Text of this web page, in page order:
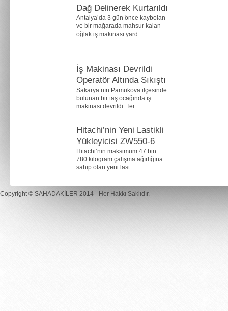
Dağ Delinerek Kurtarıldı
Antalya’da 3 gün önce kaybolan
ve bir mağarada mahsur kalan
oğlak iş makinası yard...
İş Makinası Devrildi
Operatör Altında Sıkıştı
Sakarya’nın Pamukova ilçesinde
bulunan bir taş ocağında iş
makinası devrildi. Ter...
Hitachi’nin Yeni Lastikli
Yükleyicisi ZW550-6
Hitachi’nin maksimum 47 bin
780 kilogram çalışma ağırlığına
sahip olan yeni last...
Copyright © SAHADAKİLER 2014 - Her Hakkı Saklıdır.